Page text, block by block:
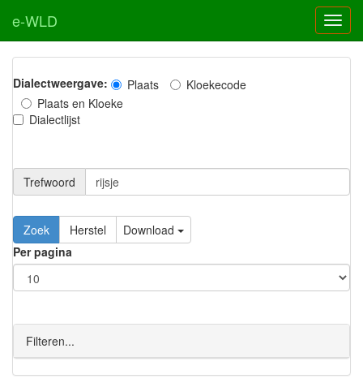
e-WLD
Dialectweergave: Plaats
Kloekecode
Plaats en Kloeke
Dialectlijst
Trefwoord
Download
Per pagina
Filteren...